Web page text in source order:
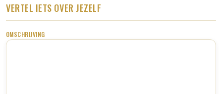
VERTEL IETS OVER JEZELF
OMSCHRIJVING